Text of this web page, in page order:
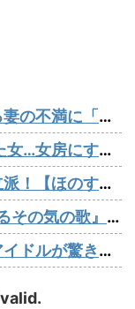
やったらクビやで」説教受け黙り込む
ないだろうねぇ、やっぱ」
す】【櫻坂46】
名曲だと思うんだけど
姿でライブ出演報告